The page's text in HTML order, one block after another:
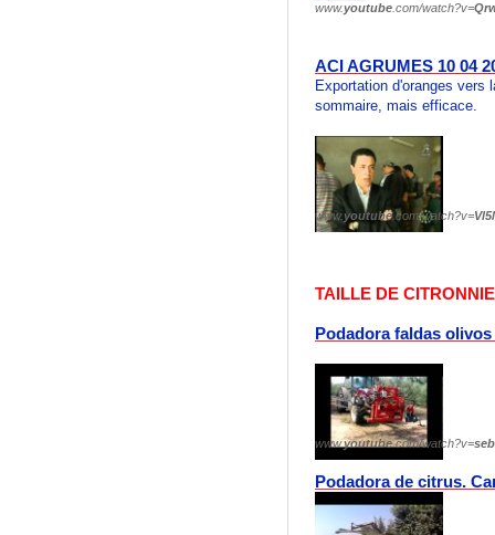
www.youtube .com/watch?v=
ACI AGRUMES 10 04
Exportation d'oranges vers
sommaire, mais efficace.
www.youtube.com/watch?v=
TAILLE DE
Podadora faldas
www.youtube.com/watch?v=
Podadora de citrus.